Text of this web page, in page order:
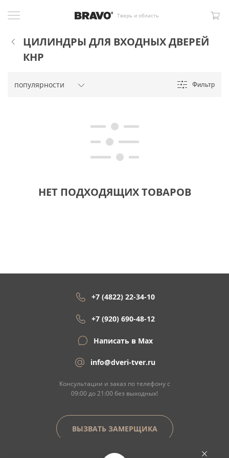
Тверь и область
ЦИЛИНДРЫ ДЛЯ ВХОДНЫХ ДВЕРЕЙ
КНР
Фильтр
НЕТ ПОДХОДЯЩИХ ТОВАРОВ
+7 (4822) 22-34-10
+7 (920) 690-48-12
Написать в Max
info@dveri-tver.ru
Консультации и заказ по телефону с
09:00 до 21:00 без выходных!
ВЫЗВАТЬ ЗАМЕРЩИКА